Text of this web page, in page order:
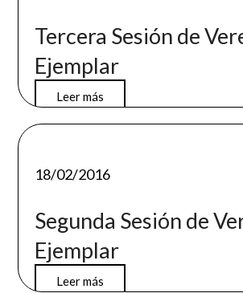
Tercera Sesión de
Ejemplar
Leer más
18/02/2016
Segunda Sesión de
Ejemplar
Leer más